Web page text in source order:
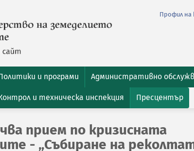
Профил на
и програми Административно
и техническа инспекция Пресцентър
прием по кризисната
- „Събиране на